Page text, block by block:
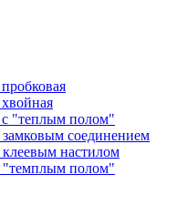
с "теплым полом"
соединением
настилом
полом"